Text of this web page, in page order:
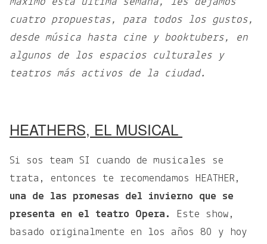
cuatro propuestas, para todos los gustos,
desde música hasta cine y booktubers, en
algunos de los espacios culturales y
teatros más activos de la ciudad.
HEATHERS, EL MUSICAL
Si sos team SI cuando de musicales se
trata, entonces te recomendamos HEATHER,
una de las promesas del invierno que se
presenta en el teatro Opera. Este show,
basado originalmente en los años 80 y hoy